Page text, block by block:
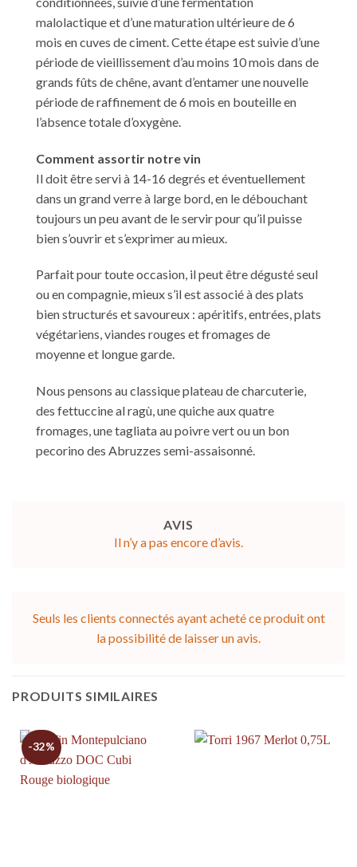
malolactique et d’une maturation ultérieure de 6
mois en cuves de ciment. Cette étape est suivie d’une
période de vieillissement d’au moins 10 mois dans de
grands fûts de chêne, avant d’entamer une nouvelle
période de raffinement de 6 mois en bouteille en
l’absence totale d’oxygène.
Comment assortir notre vin
Il doit être servi à 14-16 degrés et éventuellement
dans un grand verre à large bord, en le débouchant
toujours un peu avant de le servir pour qu’il puisse
bien s’ouvrir et s’exprimer au mieux.
Parfait pour toute occasion, il peut être dégusté seul
ou en compagnie, mieux s’il est associé à des plats
bien structurés et savoureux : apéritifs, entrées, plats
végétariens, viandes rouges et fromages de
moyenne et longue garde.
Nous pensons au classique plateau de charcuterie,
des fettuccine al ragù, une quiche aux quatre
fromages, une tagliata au poivre vert ou un bon
pecorino des Abruzzes semi-assaisonné.
AVIS
Il n’y a pas encore d’avis.
Seuls les clients connectés ayant acheté ce produit ont
la possibilité de laisser un avis.
PRODUITS SIMILAIRES
-32%